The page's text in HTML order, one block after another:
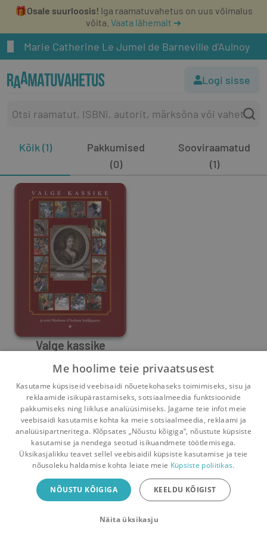
🎁Osale suurloosis! Iga raamatuvahetus on uus võimalus
võita. Vaata lähemalt ➔
Marie Catherine Le Jumel de Barneville d'Aulnoy
Logi sisse
Kõik (1)
Pakkumised
(0)
Sooviraamatud
(1)
Valge kassike
0 7
Pealehele Ostukorv Sõnumid Teated Konto
Raamatuvahetuse mobiiliäpp
Vaheta raamatuid veelgi mugavamalt!
Me hoolime teie privaatsusest
Kasutame küpsiseid veebisaidi nõuetekohaseks toimimiseks, sisu ja
reklaamide isikupärastamiseks, sotsiaalmeedia funktsioonide
pakkumiseks ning liikluse analüüsimiseks. Jagame teie infot meie
veebisaidi kasutamise kohta ka meie sotsiaalmeedia, reklaami ja
analüüsipartneritega. Klõpsates „Nõustu kõigiga“, nõustute küpsiste
kasutamise ja nendega seotud isikuandmete töötlemisega.
Üksikasjalikku teavet sellel veebisaidil küpsiste kasutamise ja teie
nõusoleku haldamise kohta leiate meie Küpsiste poliitikas.
NÕUSTU KÕIGIGA KEELDU KÕIGIST
Näita üksikasju